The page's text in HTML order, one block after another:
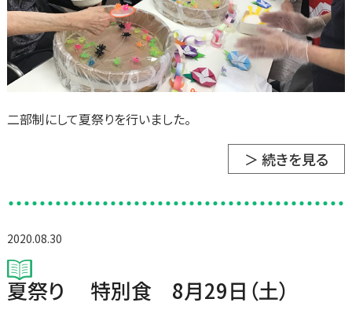
二部制にして夏祭りを行いました。
＞ 続きを見る
2020.08.30
夏祭り 特別食 8月29日（土）